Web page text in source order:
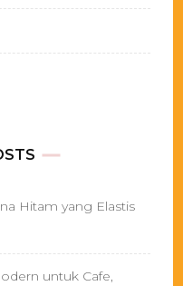
Hitam yang Elastis
untuk Cafe,